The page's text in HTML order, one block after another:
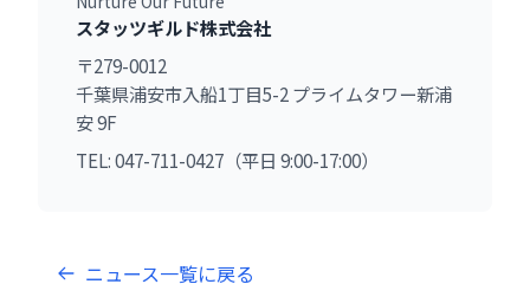
スタッツギルド株式会社
〒279-0012
千葉県浦安市入船1丁目5-2 プライムタワー新浦
安 9F
TEL: 047-711-0427（平日 9:00-17:00）
ニュース一覧に戻る